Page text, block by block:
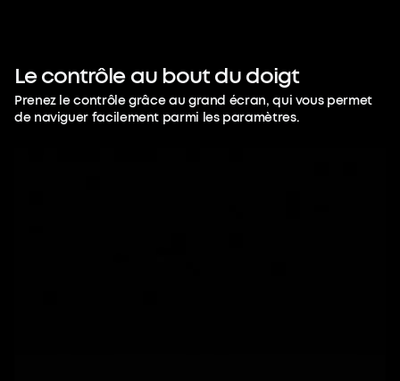
Mémorisez.
Pendant vos réunions, vous n'avez plus
besoin de choisir entre la prise de notes
Lecontrôle auboutdudoigt
Prenez le contrôle grâce au grand écran, qui vous permet
de naviguer facilement parmi les paramètres.